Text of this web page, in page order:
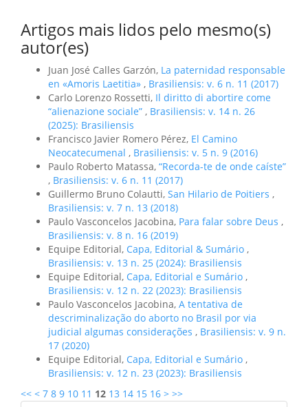
Artigos mais lidos pelo mesmo(s)
autor(es)
Juan José Calles Garzón, La paternidad responsable
en «Amoris Laetitia» , Brasiliensis: v. 6 n. 11 (2017)
Carlo Lorenzo Rossetti, Il diritto di abortire come
“alienazione sociale” , Brasiliensis: v. 14 n. 26
(2025): Brasiliensis
Francisco Javier Romero Pérez, El Camino
Neocatecumenal , Brasiliensis: v. 5 n. 9 (2016)
Paulo Roberto Matassa, “Recorda-te de onde caíste”
, Brasiliensis: v. 6 n. 11 (2017)
Guillermo Bruno Colautti, San Hilario de Poitiers ,
Brasiliensis: v. 7 n. 13 (2018)
Paulo Vasconcelos Jacobina, Para falar sobre Deus ,
Brasiliensis: v. 8 n. 16 (2019)
Equipe Editorial, Capa, Editorial & Sumário ,
Brasiliensis: v. 13 n. 25 (2024): Brasiliensis
Equipe Editorial, Capa, Editorial e Sumário ,
Brasiliensis: v. 12 n. 22 (2023): Brasiliensis
Paulo Vasconcelos Jacobina, A tentativa de
descriminalização do aborto no Brasil por via
judicial algumas considerações , Brasiliensis: v. 9 n.
17 (2020)
Equipe Editorial, Capa, Editorial e Sumário ,
Brasiliensis: v. 12 n. 23 (2023): Brasiliensis
<< < 7 8 9 10 11 12 13 14 15 16 > >>